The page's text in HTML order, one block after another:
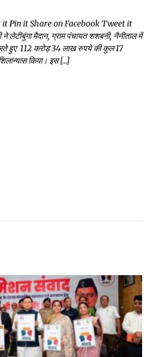
Pin it Share on Facebook Tweet it
लेटीबुंगा मैदान, ग्राम पंचायत शशबनी, नैनीताल में
हुए ₹ 112 करोड़ 34 लाख रुपये की कुल 17
किया। इस […]